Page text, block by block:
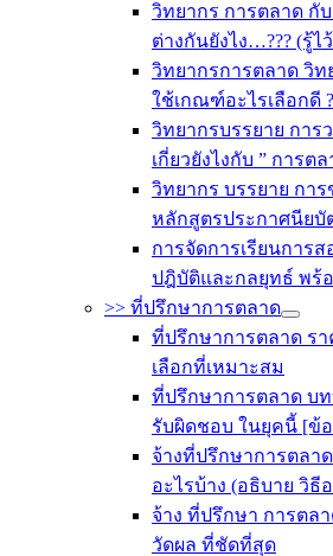
วิทยากร การตลาด กั
ต่างกันยังไง…??? (รู้ไ
วิทยากรการตลาด วิ
ใช้เกณฑ์อะไรเลือกดี
วิทยากรบรรยาย กา
เกี่ยวยังไงกับ ” การต
วิทยากร บรรยาย กา
หลักสูตรประกาศนียบั
การจัดการเรียนการ
ปฎิบัติและกลยุทธ์ พร้
>> ที่ปรึกษาการตลาด
ที่ปรึกษาการตลาด ร
เลือกที่เหมาะสม
ที่ปรึกษาการตลาด บ
รับผิดชอบ ในยุคนี้ [ข้
จ้างที่ปรึกษาการตลา
อะไรบ้าง (อธิบาย วิธี
จ้าง ที่ปรึกษา การตล
วัดผล ที่ชัดที่สุด